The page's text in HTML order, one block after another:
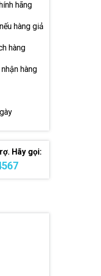
hãng
hàng giả
hàng
hàng
Hãy gọi: